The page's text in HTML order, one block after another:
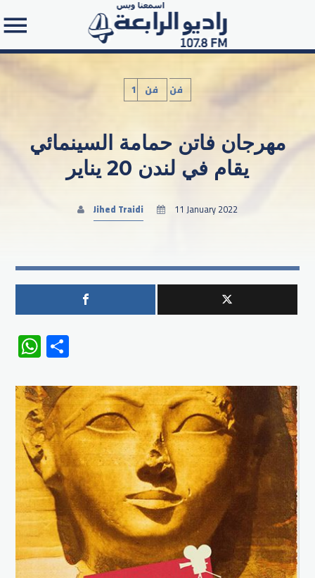
Search in the website:
1فن فن
مهرجان فاتن حمامة السينمائي
يقام في لندن 20 يناير
Jihed Traidi 11 January 2022
WhatsApp